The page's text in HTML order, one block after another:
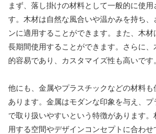
まず、落し掛けの材料として一般的に使
す。木材は自然な風合いや温かみを持ち、
ンに適用することができます。また、木材
長期間使用することができます。さらに、
的容易であり、カスタマイズ性も高いです
他にも、金属やプラスチックなどの材料
あります。金属はモダンな印象を与え、
で取り扱いやすいという特徴があります。
用する空間やデザインコンセプトに合わ